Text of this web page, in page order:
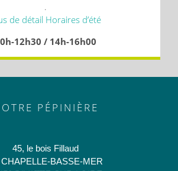
.
de détail Horaires d’été
12h30 / 14h-16h00
PÉPINIÈRE
45, le bois Fillaud
CHAPELLE-BASSE-MER